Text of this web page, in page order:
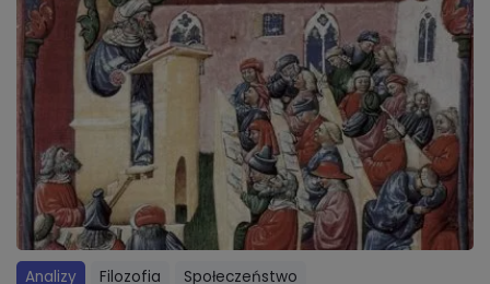
Analizy Filozofia Społeczeństwo